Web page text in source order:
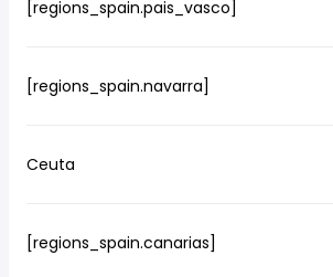
[regions_spain.pais_vasco]
[regions_spain.navarra]
Ceuta
[regions_spain.canarias]